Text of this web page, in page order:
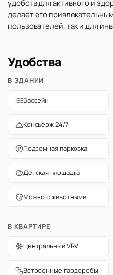
удобств для активного и
делает его
пользователей, так и для
Удобства
В ЗДАНИИ
Бассейн
Консьерж 24/7
Подземная парковка
Детская площадка
Можно с животными
В КВАРТИРЕ
Центральный VRV
Встроенные гардеробы